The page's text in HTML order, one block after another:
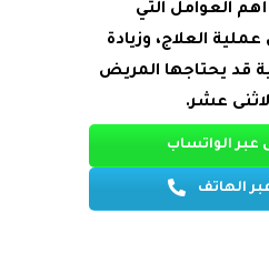
العوامل التي
العلاج، وزيادة
قد يحتاجها المريض
عشر.
عبر الواتساب
الهاتف